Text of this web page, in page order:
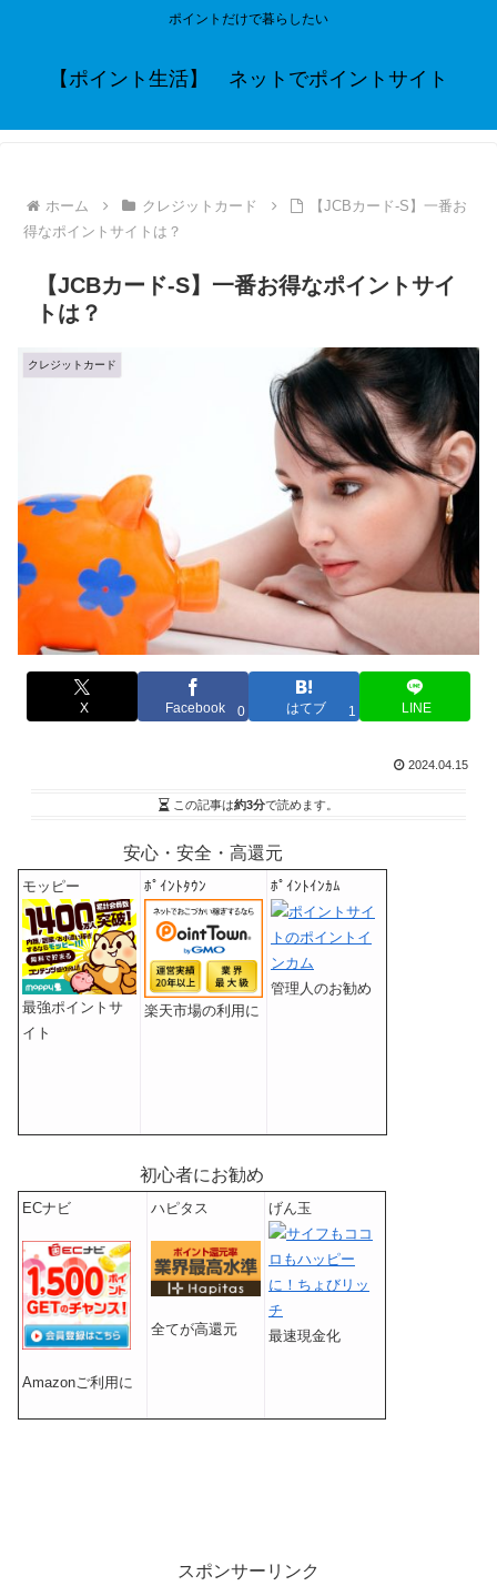
ポイントだけで暮らしたい
【ポイント生活】 ネットでポイントサイト
ホーム クレジットカード
【JCBカード-S】一番お
得なポイントサイトは？
【JCBカード-S】一番お得なポイントサイ
トは？
クレジットカード
X Facebook 0 はてブ 1 LINE
2024.04.15
この記事は約3分で読めます。
安心・安全・高還元
モッピー
最強ポイントサ
イト
ﾎﾟｲﾝﾄﾀｳﾝ
楽天市場の利用に
ﾎﾟｲﾝﾄｲﾝｶﾑ
管理人のお勧め
初心者にお勧め
ECナビ
Amazonご利用に
ハピタス
全てが高還元
げん玉
最速現金化
スポンサーリンク